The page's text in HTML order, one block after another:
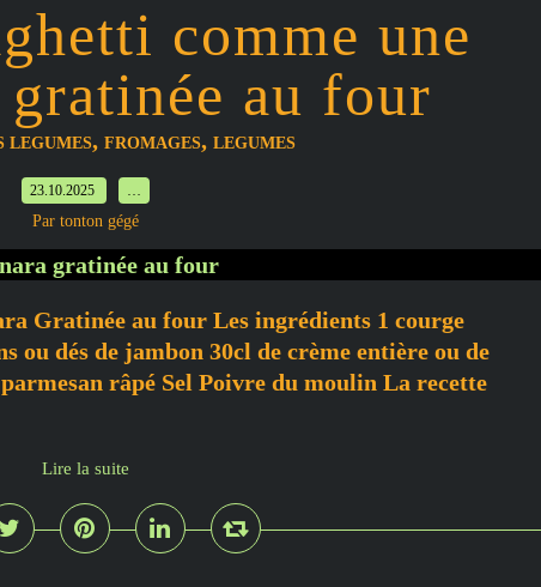
comme une
gratinée au four
LEGUMES, FROMAGES, LEGUMES
23.10.2025 …
Par tonton gégé
Gratinée au four Les ingrédients 1 courge
ou dés de jambon 30cl de crème entière ou de
râpé Sel Poivre du moulin La recette
Lire la suite